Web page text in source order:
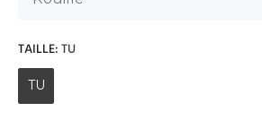
TAILLE:TU
TU